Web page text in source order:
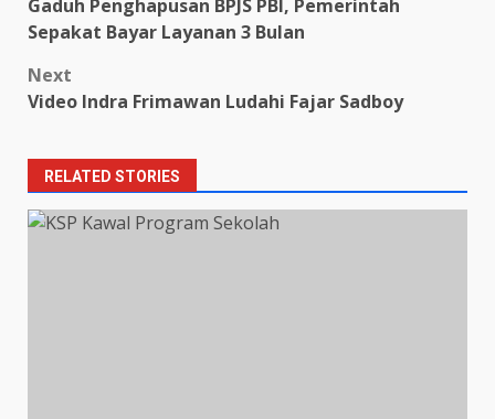
navigation
Gaduh Penghapusan BPJS PBI, Pemerintah
Sepakat Bayar Layanan 3 Bulan
Next
Video Indra Frimawan Ludahi Fajar Sadboy
RELATED STORIES